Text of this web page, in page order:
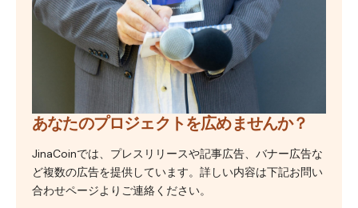
あなたのプロジェクトを広めませんか？
JinaCoinでは、プレスリリースや記事広告、バナー広告な
ど複数の広告を提供しています。詳しい内容は下記お問い
合わせページよりご連絡ください。